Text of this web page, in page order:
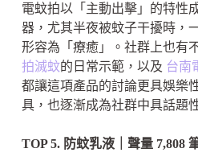
電蚊拍以「主動出擊」的特性
器，尤其半夜被蚊子干擾時，
形容為「療癒」。社群上也有
拍滅蚊的日常示範，以及 台南
都讓這項產品的討論更具娛樂
具，也逐漸成為社群中具話題
TOP 5. 防蚊乳液｜聲量 7,808